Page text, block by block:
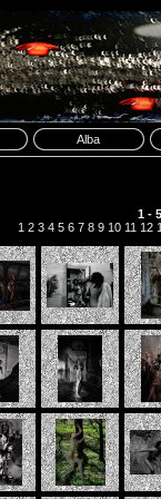
Alba
1 -
1 2 3 4 5 6 7 8 9 10 11 12